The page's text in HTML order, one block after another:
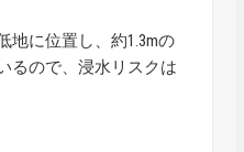
地に位置し、約1.3mの
るので、浸水リスクは